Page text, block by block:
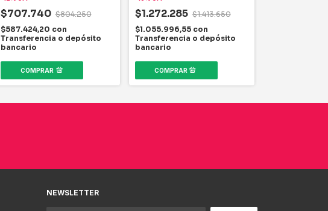
$707.740 $804.250
$587.424,20 con
Transferencia o depósito
bancario
COMPRAR
$1.272.285 $1.413.650
$1.055.996,55 con
Transferencia o depósito
bancario
NEWSLETTER